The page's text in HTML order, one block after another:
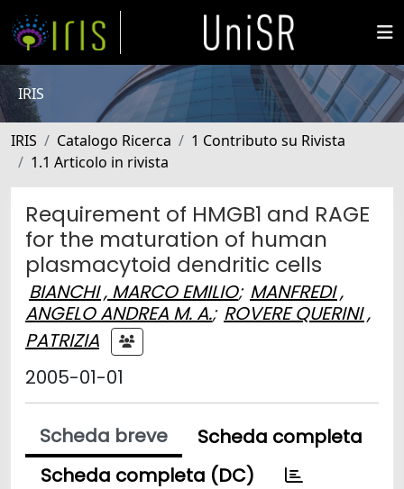
IRIS
IRIS Catalogo Ricerca
1 Contributo su Rivista
1.1 Articolo in rivista
Requirement of HMGB1 and RAGE
for the maturation of human
plasmacytoid dendritic cells
BIANCHI , MARCO EMILIO; MANFREDI ,
ANGELO ANDREA M. A.; ROVERE QUERINI ,
PATRIZIA
2005-01-01
Scheda breve
Scheda completa
Scheda completa (DC)